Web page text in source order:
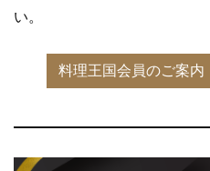
い。